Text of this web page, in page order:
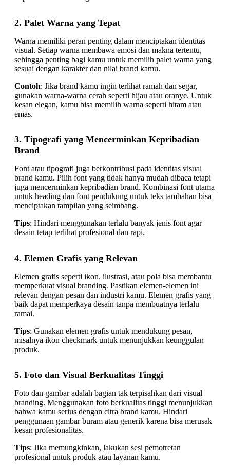
2. Palet Warna yang Tepat
Warna memiliki peran penting dalam menciptakan identitas
visual. Setiap warna membawa emosi dan makna tertentu,
sehingga penting bagi kamu untuk memilih palet warna yang
sesuai dengan karakter dan nilai brand kamu.
Contoh: Jika brand kamu ingin terlihat ramah dan segar,
gunakan warna-warna cerah seperti hijau atau oranye. Untuk
kesan elegan, kamu bisa memilih warna seperti hitam atau
emas.
3. Tipografi yang Mencerminkan Kepribadian
Brand
Font atau tipografi juga berkontribusi pada identitas visual
brand kamu. Pilih font yang tidak hanya mudah dibaca tetapi
juga mencerminkan kepribadian brand. Kombinasi font utama
untuk heading dan font pendukung untuk teks tambahan bisa
menciptakan tampilan yang seimbang.
Tips: Hindari menggunakan terlalu banyak jenis font agar
desain tetap terlihat profesional dan rapi.
4. Elemen Grafis yang Relevan
Elemen grafis seperti ikon, ilustrasi, atau pola bisa membantu
memperkuat visual branding. Pastikan elemen-elemen ini
relevan dengan pesan dan industri kamu. Elemen grafis yang
baik dapat memperkaya desain tanpa membuatnya terlalu
ramai.
Tips: Gunakan elemen grafis untuk mendukung pesan,
misalnya ikon checkmark untuk menunjukkan keunggulan
produk.
5. Foto dan Visual Berkualitas Tinggi
Foto dan gambar adalah bagian tak terpisahkan dari visual
branding. Menggunakan foto berkualitas tinggi menunjukkan
bahwa kamu serius dengan citra brand kamu. Hindari
penggunaan gambar buram atau generik karena bisa merusak
kesan profesionalitas.
Tips: Jika memungkinkan, lakukan sesi pemotretan
profesional untuk produk atau layanan kamu.